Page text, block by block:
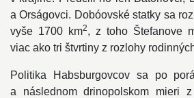
a Orságovci. Dobóovské statky sa
vyše 1700 km2, z toho Štefanove
viac ako tri štvrtiny z rozlohy
Politika Habsburgovcov sa po
a následnom drinopolskom mieri